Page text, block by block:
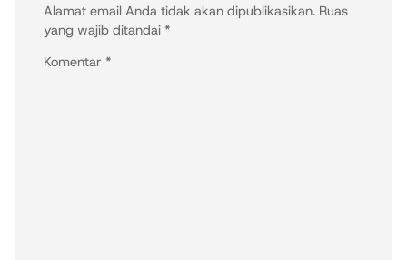
Alamat email Anda tidak akan dipublikasikan. Ruas
yang wajib ditandai *
Komentar *